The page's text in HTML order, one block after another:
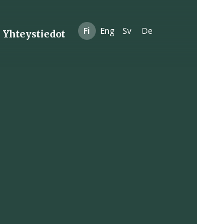
Yhteystiedot Fi Eng Sv De